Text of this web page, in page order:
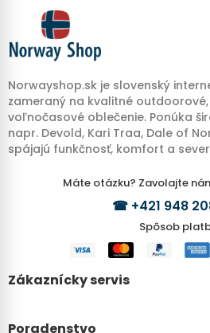
Norwayshop.sk je slovenský
zameraný na kvalitné
voľnočasové oblečenie. Ponúka
napr. Devold, Kari Traa, Dale of
spájajú funkčnosť, komfort a
Máte otázku? Zavolajte
☎ +421 948
Spôsob
Zákaznícky servis
Poradenstvo